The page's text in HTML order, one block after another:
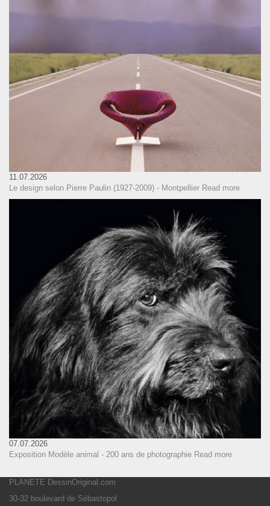
11.07.2026
Le design selon Pierre Paulin (1927-2009) - Montpellier Read more
07.07.2026
Exposition Modèle animal - 200 ans de photographie Read more
PLANETE DessinOriginal.com
30-32 boulevard de Sébastopol